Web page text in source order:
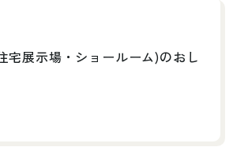
宅展示場・ショールーム)のおし